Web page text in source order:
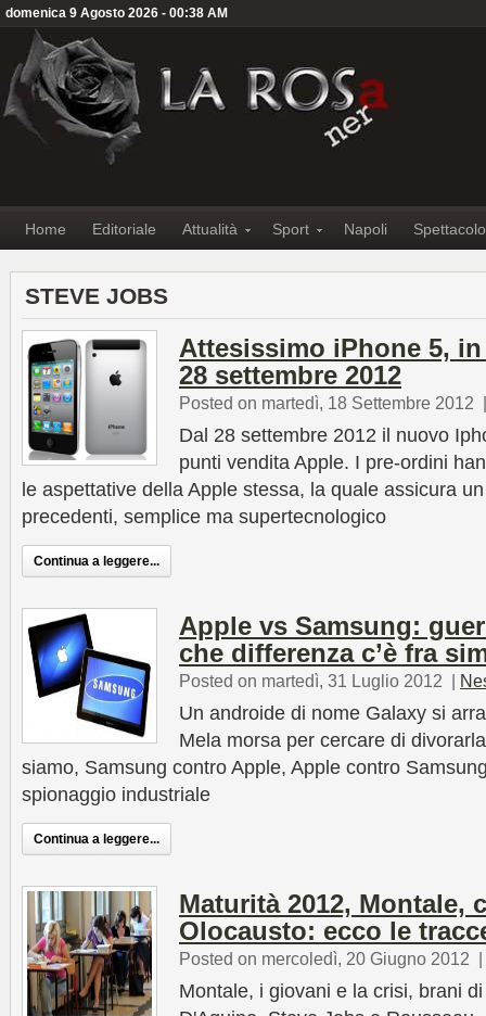
domenica 9 Agosto 2026 - 00:38 AM
Home Editoriale Attualità Sport Napoli Spettacolo
STEVE JOBS
Attesissimo iPhone 5,
28 settembre 2012
Posted on martedì, 18 Settembre 2012
Dal 28 settembre 2012 il nuovo
punti vendita Apple. I pre-ordini
le aspettative della Apple stessa, la quale assicura
precedenti, semplice ma supertecnologico
Continua a leggere...
Apple vs Samsung:
che differenza c’è fra
Posted on martedì, 31 Luglio 2012 |
Un androide di nome Galaxy si
Mela morsa per cercare di
siamo, Samsung contro Apple, Apple contro
spionaggio industriale
Continua a leggere...
Maturità 2012, Montale,
Olocausto: ecco le
Posted on mercoledì, 20 Giugno 2012 |
Montale, i giovani e la crisi, brani